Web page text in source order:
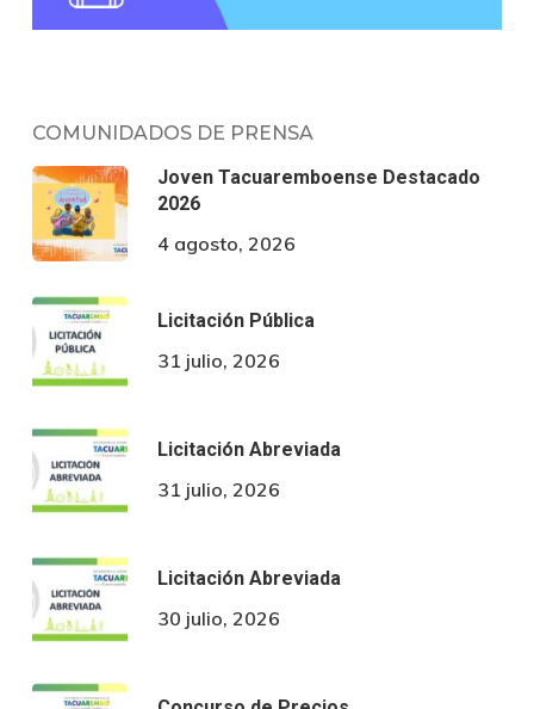
COMUNIDADOS DE PRENSA
Joven Tacuaremboense Destacado
2026
4 agosto, 2026
Licitación Pública
31 julio, 2026
Licitación Abreviada
31 julio, 2026
Licitación Abreviada
30 julio, 2026